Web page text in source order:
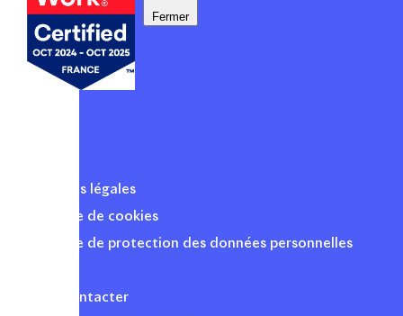
Mentions légales
Politique de cookies
Politique de protection des données personnelles
Nous contacter
Fermer